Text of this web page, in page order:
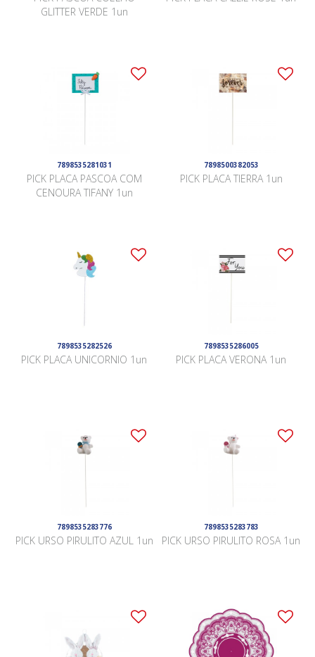
GLITTER VERDE 1un
7898535281031
PICK PLACA PASCOA COM
CENOURA TIFANY 1un
7898500382053
PICK PLACA TIERRA 1un
7898535282526
PICK PLACA UNICORNIO 1un
7898535286005
PICK PLACA VERONA 1un
7898535283776
PICK URSO PIRULITO AZUL 1un
7898535283783
PICK URSO PIRULITO ROSA 1un